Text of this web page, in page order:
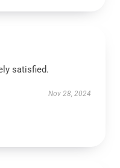
satisfied.
Nov 28, 2024